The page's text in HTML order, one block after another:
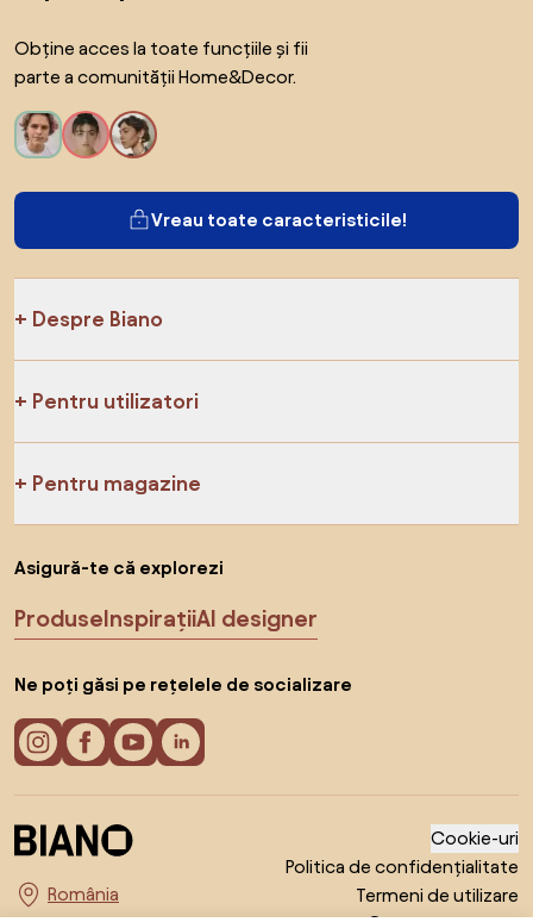
Obține acces la toate funcțiile și fii
parte a comunității Home&Decor.
Vreau toate caracteristicile!
Despre Biano
Pentru utilizatori
Pentru magazine
Asigură-te că explorezi
ProduseInspirațiiAI designer
Ne poți găsi pe rețelele de socializare
Alege țara
Cookie-uri
Politica de confidențialitate
Termeni de utilizare